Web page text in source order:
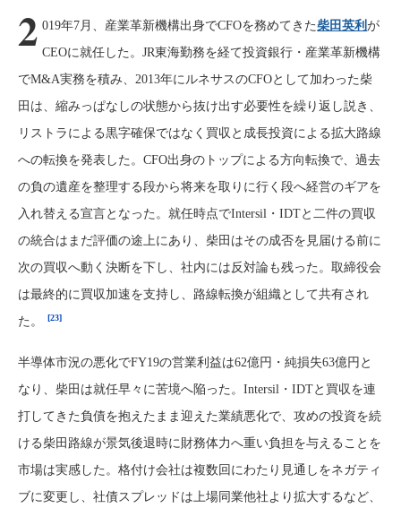
2 019年7月、産業革新機構出身でCFOを務めてきた柴田英利が
CEOに就任した。JR東海勤務を経て投資銀行・産業革新機構
でM&A実務を積み、2013年にルネサスのCFOとして加わった柴
田は、縮みっぱなしの状態から抜け出す必要性を繰り返し説き、
リストラによる黒字確保ではなく買収と成長投資による拡大路線
への転換を発表した。CFO出身のトップによる方向転換で、過去
の負の遺産を整理する段から将来を取りに行く段へ経営のギアを
入れ替える宣言となった。就任時点でIntersil・IDTと二件の買収
の統合はまだ評価の途上にあり、柴田はその成否を見届ける前に
次の買収へ動く決断を下し、社内には反対論も残った。取締役会
は最終的に買収加速を支持し、路線転換が組織として共有され
た。
[23]
半導体市況の悪化でFY19の営業利益は62億円・純損失63億円と
なり、柴田は就任早々に苦境へ陥った。Intersil・IDTと買収を連
打してきた負債を抱えたまま迎えた業績悪化で、攻めの投資を続
ける柴田路線が景気後退時に財務体力へ重い負担を与えることを
市場は実感した。格付け会社は複数回にわたり見通しをネガティ
ブに変更し、社債スプレッドは上場同業他社より拡大するなど、